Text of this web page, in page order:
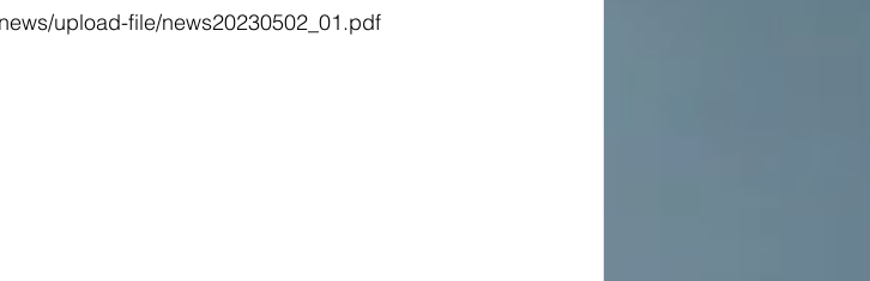
upload-file/news20230502_01.pdf